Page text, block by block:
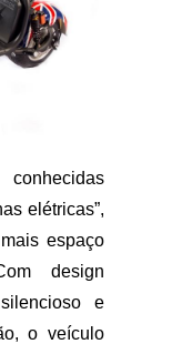
elétricas”,
espaço
design
e
o veículo